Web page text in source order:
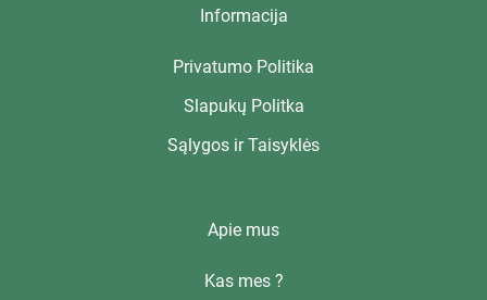
Informacija
Privatumo Politika
Slapukų Politka
Sąlygos ir Taisyklės
Apie mus
Kas mes ?